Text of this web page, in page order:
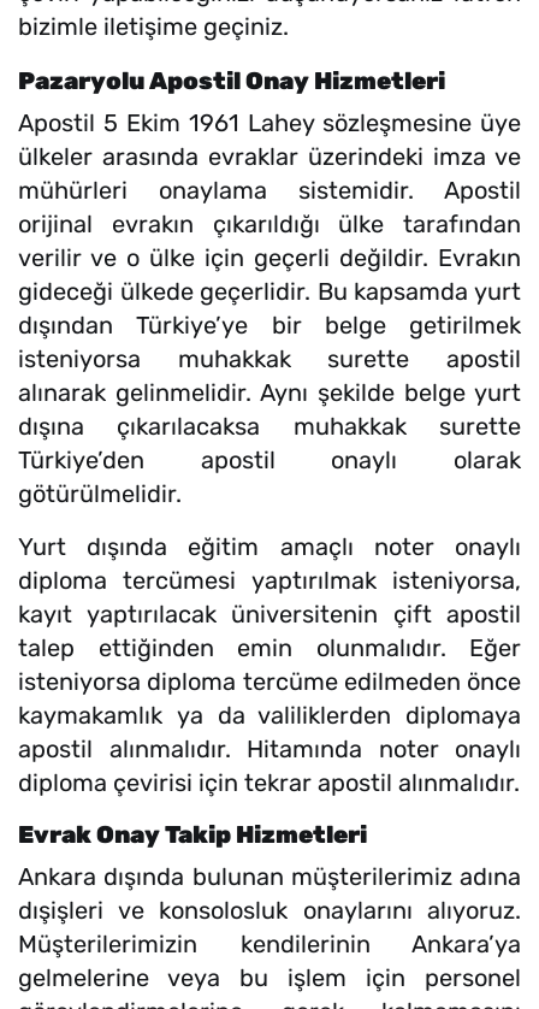
bizimle iletişime geçiniz.
Pazaryolu Apostil Onay Hizmetleri
Apostil 5 Ekim 1961 Lahey sözleşmesine üye
ülkeler arasında evraklar üzerindeki imza ve
mühürleri onaylama sistemidir. Apostil
orijinal evrakın çıkarıldığı ülke tarafından
verilir ve o ülke için geçerli değildir. Evrakın
gideceği ülkede geçerlidir. Bu kapsamda yurt
dışından Türkiye’ye bir belge getirilmek
isteniyorsa muhakkak surette apostil
alınarak gelinmelidir. Aynı şekilde belge yurt
dışına çıkarılacaksa muhakkak surette
Türkiye’den apostil onaylı olarak
götürülmelidir.
Yurt dışında eğitim amaçlı noter onaylı
diploma tercümesi yaptırılmak isteniyorsa,
kayıt yaptırılacak üniversitenin çift apostil
talep ettiğinden emin olunmalıdır. Eğer
isteniyorsa diploma tercüme edilmeden önce
kaymakamlık ya da valiliklerden diplomaya
apostil alınmalıdır. Hitamında noter onaylı
diploma çevirisi için tekrar apostil alınmalıdır.
Evrak Onay Takip Hizmetleri
Ankara dışında bulunan müşterilerimiz adına
dışişleri ve konsolosluk onaylarını alıyoruz.
Müşterilerimizin kendilerinin Ankara’ya
gelmelerine veya bu işlem için personel